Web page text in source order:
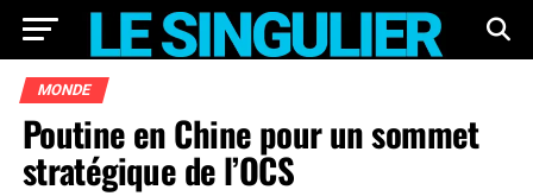
MONDE
Poutine en Chine pour un sommet
stratégique de l’OCS